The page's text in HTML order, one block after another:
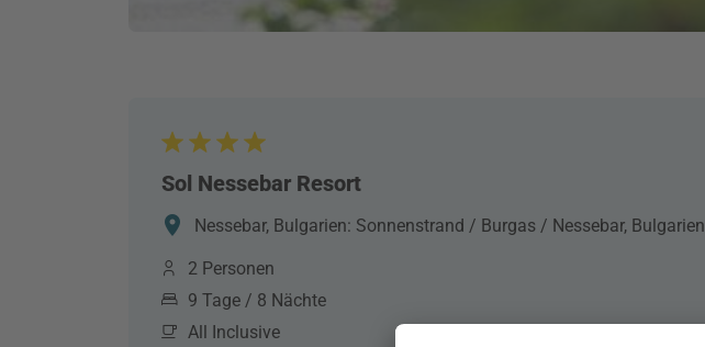
Sol Nessebar Resort
Nessebar, Bulgarien: Sonnenstrand / Burgas / Nessebar, Bulgarien
2 Personen
9 Tage / 8 Nächte
All Inclusive